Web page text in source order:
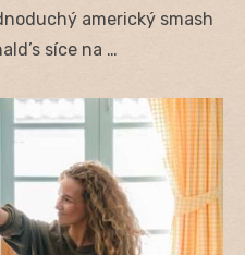
americký smash
síce na …